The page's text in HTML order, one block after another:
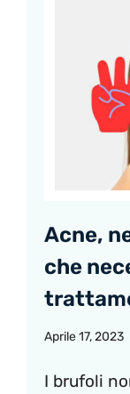
Acne,
che
Aprile 17, 2023
I brufoli